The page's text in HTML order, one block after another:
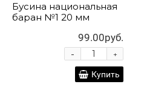
Бусина национальная
баран №1 20 мм
99.00руб.
+
-
Купить